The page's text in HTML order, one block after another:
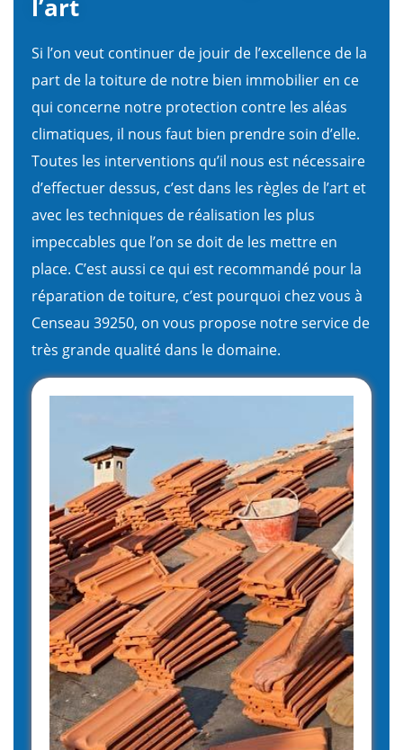
l’art
Si l’on veut continuer de jouir de l’excellence de la
part de la toiture de notre bien immobilier en ce
qui concerne notre protection contre les aléas
climatiques, il nous faut bien prendre soin d’elle.
Toutes les interventions qu’il nous est nécessaire
d’effectuer dessus, c’est dans les règles de l’art et
avec les techniques de réalisation les plus
impeccables que l’on se doit de les mettre en
place. C’est aussi ce qui est recommandé pour la
réparation de toiture, c’est pourquoi chez vous à
Censeau 39250, on vous propose notre service de
très grande qualité dans le domaine.